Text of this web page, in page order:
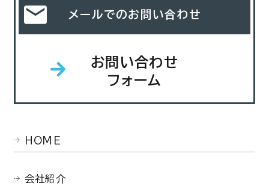
メールでのお問い合わせ
お問い合わせ
フォーム
HOME
会社紹介